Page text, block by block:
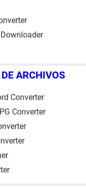
ARCHIVOS
Converter
Converter